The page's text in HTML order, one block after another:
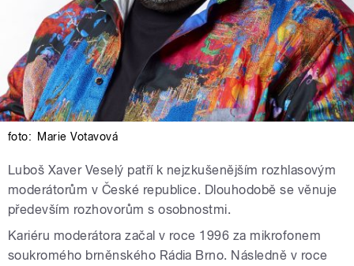
foto: Marie Votavová
Luboš Xaver Veselý patří k nejzkušenějším rozhlasovým
moderátorům v České republice. Dlouhodobě se věnuje
především rozhovorům s osobnostmi.
Kariéru moderátora začal v roce 1996 za mikrofonem
soukromého brněnského Rádia Brno. Následně v roce